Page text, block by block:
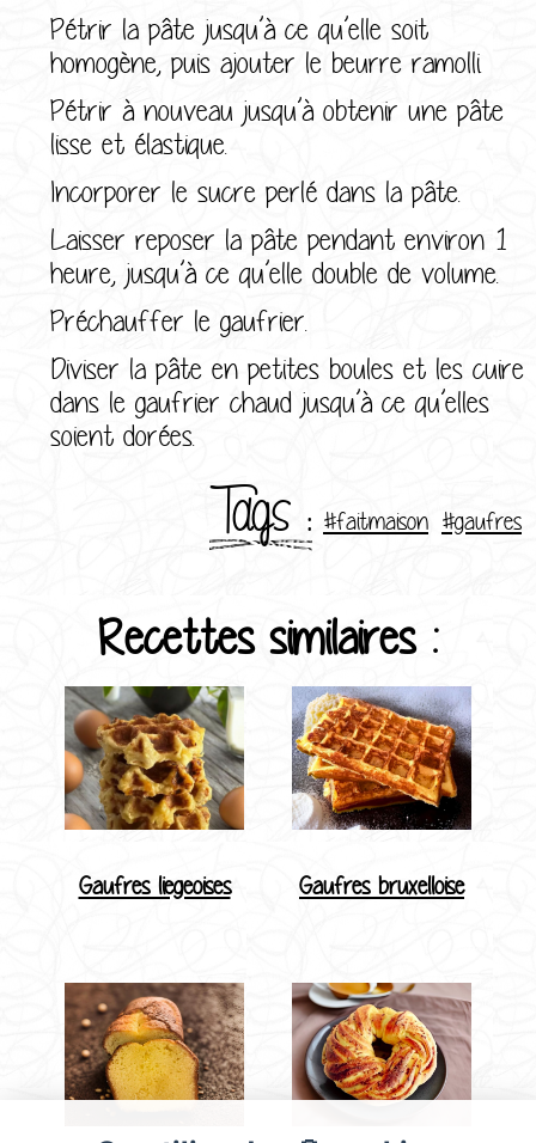
Pétrir la pâte jusqu’à ce qu’elle soit
homogène, puis ajouter le beurre ramolli.
Pétrir à nouveau jusqu’à obtenir une pâte
lisse et élastique.
Incorporer le sucre perlé dans la pâte.
Laisser reposer la pâte pendant environ 1
heure, jusqu’à ce qu’elle double de volume.
Préchauffer le gaufrier.
Diviser la pâte en petites boules et les cuire
dans le gaufrier chaud jusqu’à ce qu’elles
soient dorées.
Tags : #faitmaison #gaufres
Recettes similaires :
Gaufres liegeoises Gaufres bruxelloise